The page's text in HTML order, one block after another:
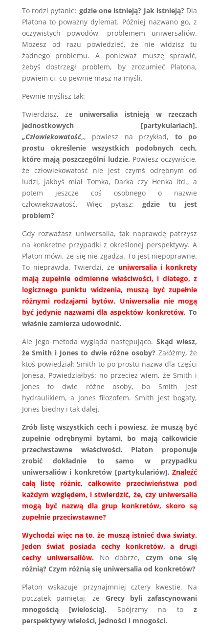
To rodzi pytanie: gdzie one istnieją? Jak istnieją? Dla
Platona to poważny dylemat. Później nazwano go, z
oczywistych powodów, problemem uniwersaliów.
Możesz od razu powiedzieć, że nie widzisz tu
żadnego problemu. A ponieważ muszę sprawić,
żebyś dostrzegł problem, by zrozumieć Platona,
powiem ci, co pewnie masz na myśli.
Pewnie myślisz tak:
Twierdzisz, że uniwersalia istnieją w rzeczach
jednostkowych [partykulariach].
„Człowiekowatość„, powiesz na przykład, to po
prostu określenie wszystkich podobnych cech,
które mają poszczególni ludzie. Powiesz oczywiście,
że człowiekowatość nie jest czymś odrębnym od
ludzi, jakbyś miał Tomka, Darka czy Henka itd., a
potem jeszcze coś osobnego o nazwie
człowiekowatość. Więc pytasz:gdzie tu jest
problem?
Gdy rozważasz uniwersalia, tak naprawdę patrzysz
na konkretne przypadki z określonej perspektywy. A
Platon mówi, że się nie zgadza. To jest niepoprawne.
To nieprawda. Twierdzi, że uniwersalia i konkrety
mają zupełnie odmienne właściwości, i dlatego, z
logicznego punktu widzenia, muszą być zupełnie
różnymi rodzajami bytów. Uniwersalia nie mogą
być jedynie nazwami dla aspektów konkretów. To
właśnie zamierza udowodnić.
Ale jego metoda wygląda następująco.Skąd wiesz,
że Smith i Jones to dwie różne osoby? Załóżmy, że
ktoś powiedział: Smith to po prostu nazwa dla części
Jonesa. Powiedziałbyś: no przecież wiem, że Smith i
Jones to dwie różne osoby, bo Smith jest
hydraulikiem, a Jones filozofem. Smith jest bogaty,
Jones biedny i tak dalej.
Zrób listę wszystkich cech i powiesz, że muszą być
zupełnie odrębnymi bytami, bo mają całkowicie
przeciwstawne właściwości. Platon proponuje
zrobić dokładnie to samo w przypadku
uniwersaliów i konkretów [partykulariów].Znaleźć
całą listę różnic, całkowite przeciwieństwa pod
każdym względem, i stwierdzić, że, czy uniwersalia
mogą być nazwą dla grup konkretów, skoro są
zupełnie przeciwstawne?
Wychodzi więc na to, że muszą istnieć dwa światy.
Jeden świat posiada cechy konkretów, a drugi
cechy uniwersaliów.
No dobrze,czym one się
różnią? Czym różnią się uniwersalia od konkretów?
Platon wskazuje przynajmniej cztery kwestie. Na
początek pamiętaj, że Grecy byli zafascynowani
mnogością [wielością]. Spójrzmy na toz
perspektywy wielości, jedności i mnogości.